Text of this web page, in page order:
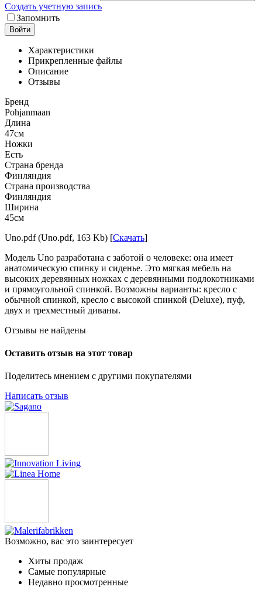
Создать учетную запись
Запомнить
Войти
Характеристики
Прикрепленные файлы
Описание
Отзывы
Бренд
Pohjanmaan
Длина
47см
Ножки
Есть
Страна бренда
Финляндия
Страна производства
Финляндия
Ширина
45см
Uno.pdf (Uno.pdf, 163 Kb) [Скачать]
Модель Uno разработана с заботой о человеке: она имеет
анатомическую спинку и сиденье. Это мягкая мебель на
высоких деревянных ножках с деревянными подлокотниками
и прямоугольной спинкой. Возможны варианты: кресло с
обычной спинкой, кресло с высокой спинкой (Deluxe), пуф,
двух и трехместный диваны.
Отзывы не найдены
Оставить отзыв на этот товар
Поделитесь мнением с другими покупателями
Написать отзыв
Возможно, вас это заинтересует
Хиты продаж
Самые популярные
Недавно просмотренные